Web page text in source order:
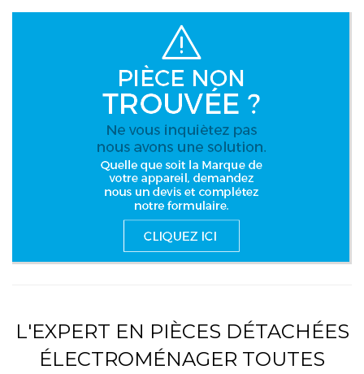
L'EXPERT EN PIÈCES DÉTACHÉES
ÉLECTROMÉNAGER TOUTES